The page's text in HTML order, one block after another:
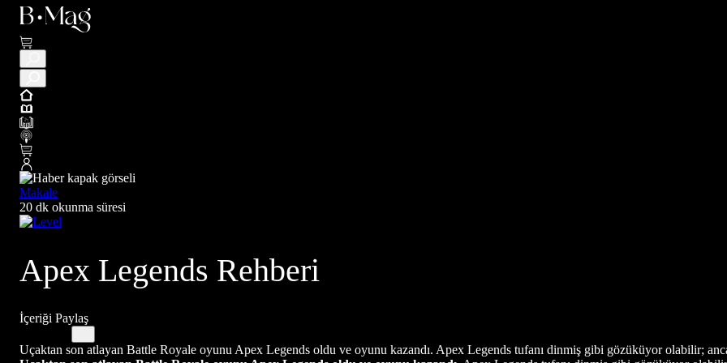
Makale
20 dk okunma süresi
Apex Legends Rehberi
İçeriği Paylaş
Uçaktan son atlayan Battle Royale oyunu Apex Legends oldu ve oyunu kazandı. Apex Legends tufanı dinmiş gibi gözüküyor olabilir;